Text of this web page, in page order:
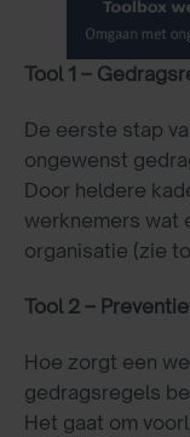
Tool 1 –
De eerste stap
ongewenst
Door heldere
werknemers wat
organisatie (zie
Tool 2 –
Hoe zorgt een
gedragsregels
Het gaat om